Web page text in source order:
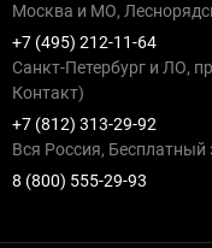
Москва и МО,
+7 (495) 212-11-64
Санкт-Петербург и ЛО,
Контакт)
+7 (812) 313-29-92
Вся Россия, Бесплатный
8 (800) 555-29-93